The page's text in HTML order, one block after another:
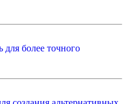
для более точного